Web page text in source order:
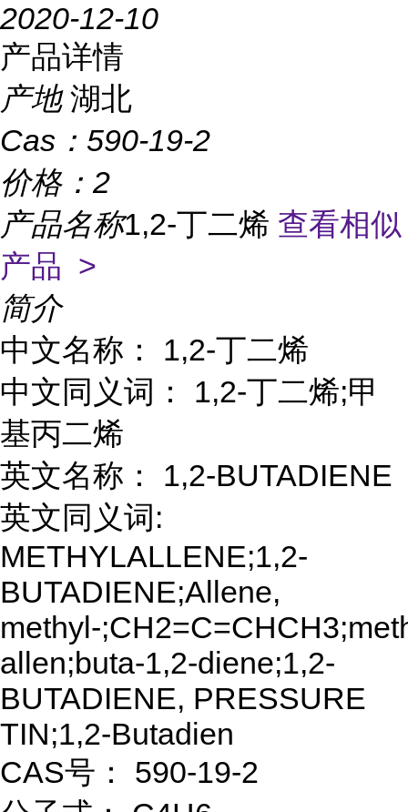
2020-12-10
产品详情
产地 湖北
Cas： 590-19-2
价格： 2
产品名称1,2-丁二烯 查看相似
产品 >
简介
中文名称： 1,2-丁二烯
中文同义词： 1,2-丁二烯;甲
基丙二烯
英文名称： 1,2-BUTADIENE
英文同义词:
METHYLALLENE;1,2-
BUTADIENE;Allene,
methyl-
allen;buta-1,2-diene;1,2-
BUTADIENE, PRESSURE
TIN;1,2-Butadien
CAS号： 590-19-2